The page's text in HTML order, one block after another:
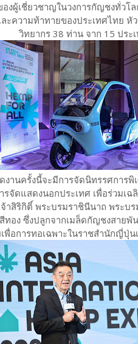
งผู้เชี่ยวชาญในวงการกัญชงทั่วโ
ความท้าทายของประเทศไทย หั
วิทยากร 38 ท่าน จาก 15 ประ
งานครั้งนี้จะมีการจัดนิทรรศการ
จัดแสดงนอกประเทศ เพื่อร่วมเฉ
จ้าสิริกิติ์ พระบรมราชินีนาถ พระ
ทอง ซึ่งปลูกจากเมล็ดกัญชงสาย
พื่อการทอเฉพาะในราชสำนักญี่ปุ่น